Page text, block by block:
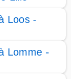
Loos -
Lomme -